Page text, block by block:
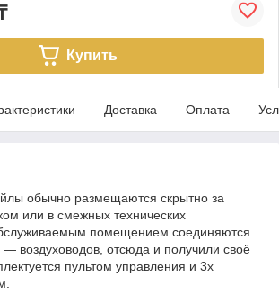
Купить
Доставка Оплата
обычно размещаются скрытно за
или в смежных технических
помещением соединяются
— воздуховодов, отсюда и получили своё
пультом управления и 3х